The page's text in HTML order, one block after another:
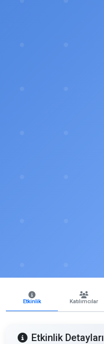
Etkinlik Katılımcılar
Etkinlik Detayları